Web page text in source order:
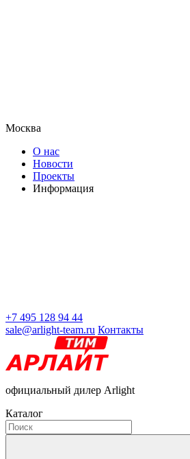
Москва
О нас
Новости
Проекты
Информация
+7 495 128 94 44
sale@arlight-team.ru Контакты
официальный дилер Arlight
Каталог